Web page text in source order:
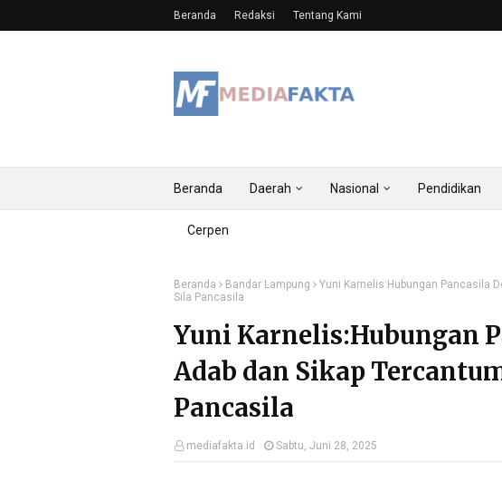
Beranda Redaksi Tentang Kami
Beranda Daerah Nasional Pendidikan
Cerpen
Beranda Bandar Lampung
Yuni Karnelis:Hubungan Pancasila
Sila Pancasila
Yuni Karnelis:Hubungan
Adab dan Sikap
Pancasila
mediafakta.id Sabtu, Juni 28, 2025